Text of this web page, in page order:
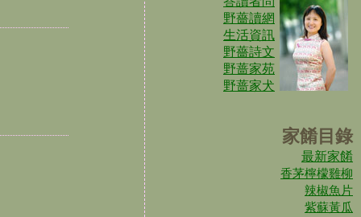
野薔讀網
生活資訊
野薔詩文
野蔷家苑
野蔷家犬
家餚目錄
最新家餚
香茅檸檬雞柳
辣椒魚片
紫蘇黃瓜